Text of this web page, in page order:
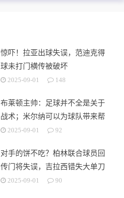
惊吓！拉亚出球失误，范迪克得
球未打门横传被破坏
2025-09-01 148
布莱顿主帅：足球并不全是关于
战术；米尔纳可以为球队带来帮
助2025-09-01 92
对手的饼不吃？柏林联合球员回
传门将失误，吉拉西错失大单刀
2025-09-01 90